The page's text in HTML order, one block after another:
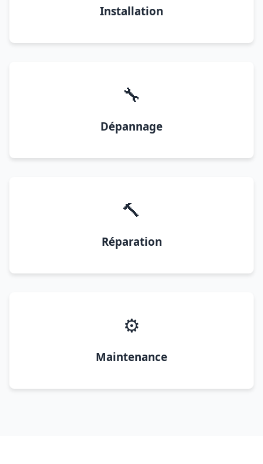
Installation
🔧
Dépannage
🔨
Réparation
⚙️
Maintenance